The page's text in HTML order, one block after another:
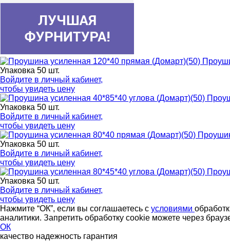
Упаковка 50 шт.
Войдите в личный кабинет,
чтобы увидеть цену
Упаковка 50 шт.
Войдите в личный кабинет,
чтобы увидеть цену
Упаковка 50 шт.
Войдите в личный кабинет,
чтобы увидеть цену
Упаковка 50 шт.
Войдите в личный кабинет,
чтобы увидеть цену
Нажмите “ОК”, если вы соглашаетесь с условиями
аналитики. Запретить обработку cookie можете через
ОК
качество надежность гарантия